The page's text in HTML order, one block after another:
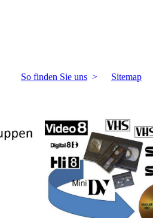
So finden Sie uns Sitemap